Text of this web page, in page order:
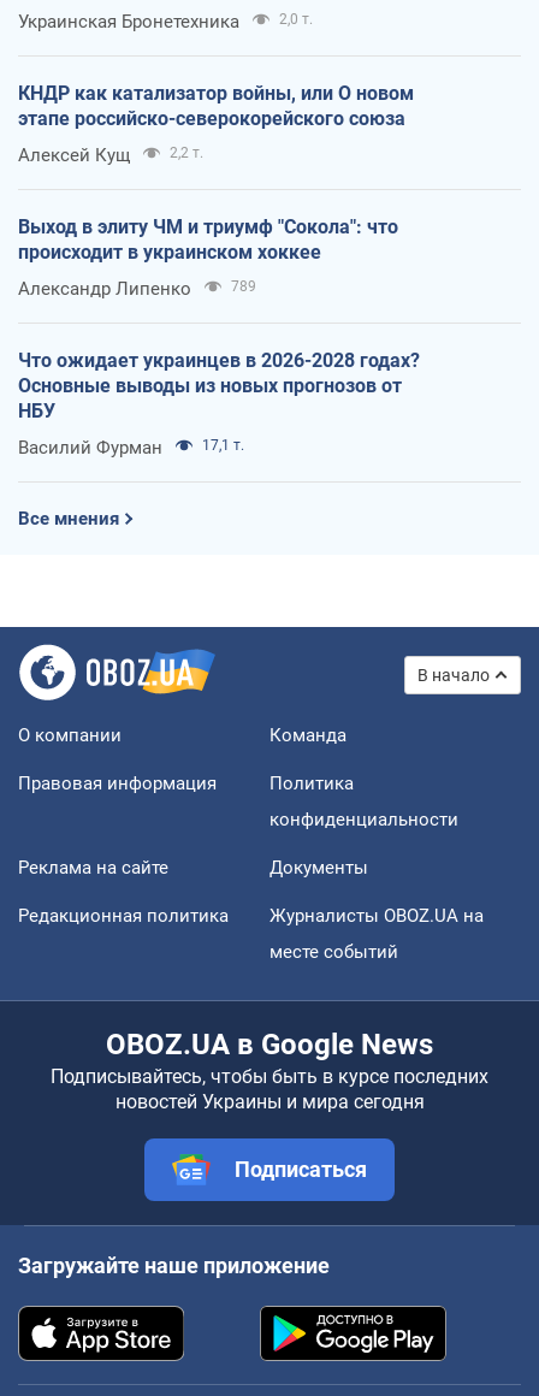
Украинская Бронетехника 2,0 т.
КНДР как катализатор войны, или О новом
этапе российско-северокорейского союза
Алексей Кущ 2,2 т.
Выход в элиту ЧМ и триумф "Сокола": что
происходит в украинском хоккее
Александр Липенко 789
Что ожидает украинцев в 2026-2028 годах?
Основные выводы из новых прогнозов от
НБУ
Василий Фурман 17,1 т.
Все мнения
В начало
О компании Команда
Правовая информация
Политика
конфиденциальности
Реклама на сайте Документы
Редакционная политика
Журналисты OBOZ.UA на
месте событий
OBOZ.UA в Google News
Подписывайтесь, чтобы быть в курсе последних
новостей Украины и мира сегодня
Подписаться
Загружайте наше приложение